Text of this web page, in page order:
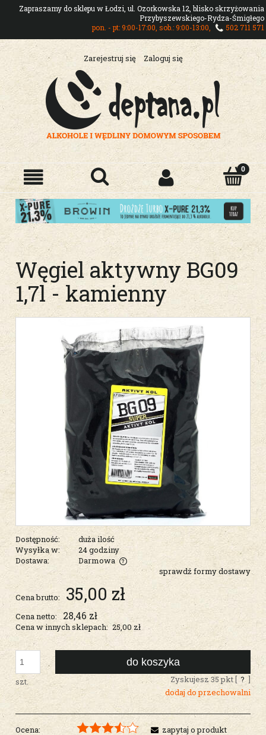
Zapraszamy do sklepu w Łodzi, ul. Ozorkowska 12, blisko skrzyżowania
Przybyszewskiego-Rydza-Śmigłego
pon. - pt: 9:00-17:00, sob.: 9:00-13:00,
502 711 571
Zarejestruj się Zaloguj się
Węgiel aktywny BG09
1,7l - kamienny
Dostępność:
duża ilość
Wysyłka w:
24 godziny
Dostawa:
Darmowa
Cena nie zawiera ewentualnych kosztów płatności
sprawdź formy dostawy
Cena brutto: 35,00 zł
Cena netto: 28,46 zł
Cena w innych sklepach: 25,00 zł
szt.
do koszyka
Zyskujesz 35pkt [ ? ]
dodaj do przechowalni
Ocena:
zapytaj o produkt